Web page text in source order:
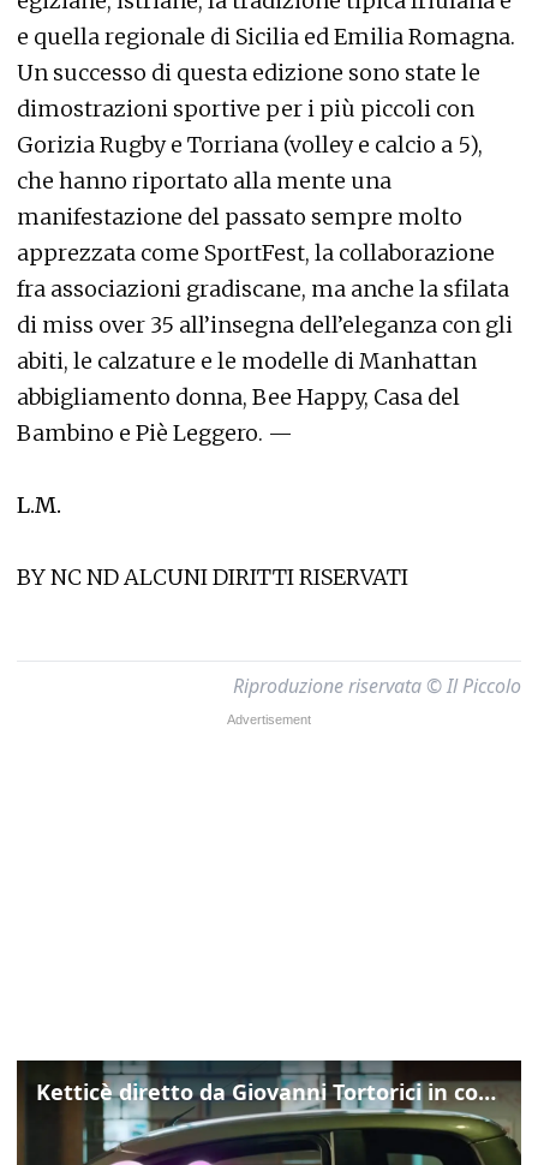
e quella regionale di Sicilia ed Emilia Romagna.
Un successo di questa edizione sono state le
dimostrazioni sportive per i più piccoli con
Gorizia Rugby e Torriana (volley e calcio a 5),
che hanno riportato alla mente una
manifestazione del passato sempre molto
apprezzata come SportFest, la collaborazione
fra associazioni gradiscane, ma anche la sfilata
di miss over 35 all’insegna dell’eleganza con gli
abiti, le calzature e le modelle di Manhattan
abbigliamento donna, Bee Happy, Casa del
Bambino e Piè Leggero. —
L.M.
BY NC ND ALCUNI DIRITTI RISERVATI
Riproduzione riservata © Il Piccolo
Ketticè diretto da Giovanni Tortorici in concorso al Locarno Film Festival